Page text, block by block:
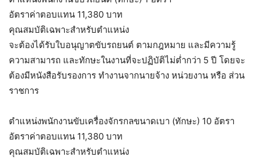
อัตราค่าตอบแทน 11,380 บาท
คุณสมบัติเฉพาะสำหรับตำแหน่ง
จะต้องได้รับใบอนุญาตขับรถยนต์ ตามกฎหมาย และมีความรู้
ความสามารถ และทักษะในงานที่จะปฏิบัติไม่ต่ำกว่า 5 ปี โดยจะ
ต้องมีหนังสือรับรองการ ทำงานจากนายจ้าง หน่วยงาน หรือ ส่วน
ราชการ
ตำแหน่งพนักงานขับเครื่องจักรกลขนาดเบา (ทักษะ) 10 อัตรา
อัตราค่าตอบแทน 11,380 บาท
คุณสมบัติเฉพาะสำหรับตำแหน่ง